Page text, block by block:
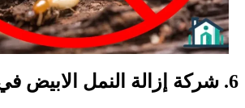
الابيض في نجران